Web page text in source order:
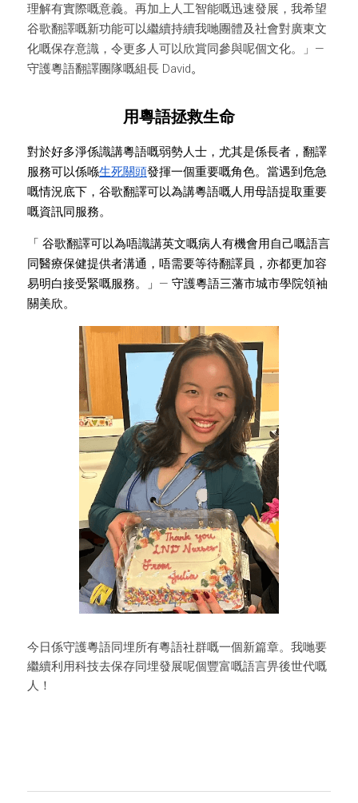
理解有實際嘅意義。再加上人工智能嘅迅速發展，我希望
谷歌翻譯嘅新功能可以繼續持續我哋團體及社會對廣東文
化嘅保存意識，令更多人可以欣賞同參與呢個文化。」—
守護粵語翻譯團隊嘅組長 David。
用粵語拯救生命
對於好多淨係識講粵語嘅弱勢人士，尤其是係長者，翻譯
服務可以係喺生死關頭發揮一個重要嘅角色。當遇到危急
嘅情況底下，谷歌翻譯可以為講粵語嘅人用母語提取重要
嘅資訊同服務。
「 谷歌翻譯可以為唔識講英文嘅病人有機會用自己嘅語言
同醫療保健提供者溝通，唔需要等待翻譯員，亦都更加容
易明白接受緊嘅服務。」 — 守護粵語三藩市城市學院領袖
關美欣。
今日係守護粵語同埋所有粵語社群嘅一個新篇章。我哋要
繼續利用科技去保存同埋發展呢個豐富嘅語言畀後世代嘅
人！